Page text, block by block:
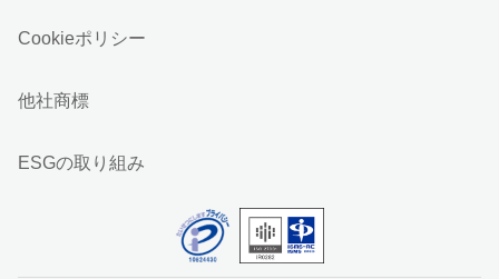
Cookieポリシー
他社商標
ESGの取り組み